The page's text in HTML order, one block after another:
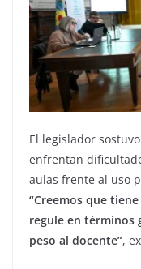
El legislador
enfrentan
aulas frente al uso
“Creemos que
regule en términos
peso al docente”,